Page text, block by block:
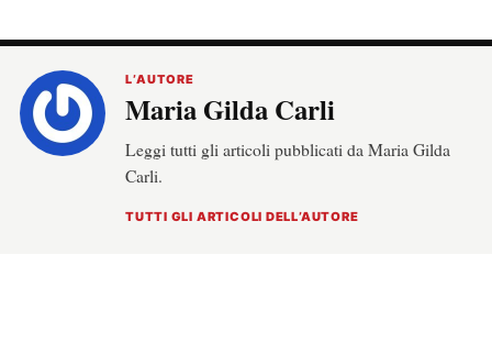
L’AUTORE
Maria Gilda Carli
Leggi tutti gli articoli pubblicati da Maria Gilda
Carli.
TUTTI GLI ARTICOLI DELL’AUTORE